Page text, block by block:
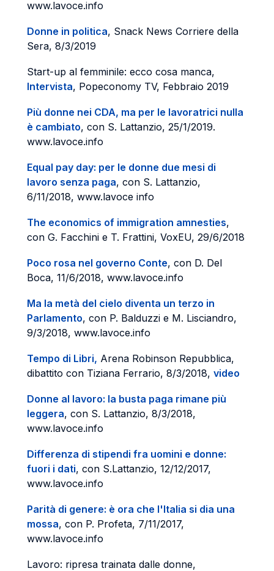
www.lavoce.info
Donne in politica, Snack News Corriere della
Sera, 8/3/2019
Start-up al femminile: ecco cosa manca,
Intervista, Popeconomy TV, Febbraio 2019
Più donne nei CDA, ma per le lavoratrici nulla
è cambiato, con S. Lattanzio, 25/1/2019.
www.lavoce.info
Equal pay day: per le donne due mesi di
lavoro senza paga, con S. Lattanzio,
6/11/2018, www.lavoce info
The economics of immigration amnesties,
con G. Facchini e T. Frattini, VoxEU, 29/6/2018
Poco rosa nel governo Conte, con D. Del
Boca, 11/6/2018, www.lavoce.info
Ma la metà del cielo diventa un terzo in
Parlamento, con P. Balduzzi e M. Lisciandro,
9/3/2018, www.lavoce.info
Tempo di Libri, Arena Robinson Repubblica,
dibattito con Tiziana Ferrario, 8/3/2018, video
Donne al lavoro: la busta paga rimane più
leggera, con S. Lattanzio, 8/3/2018,
www.lavoce.info
Differenza di stipendi fra uomini e donne:
fuori i dati, con S.Lattanzio, 12/12/2017,
www.lavoce.info
Parità di genere: è ora che l'Italia si dia una
mossa, con P. Profeta, 7/11/2017,
www.lavoce.info
Lavoro: ripresa trainata dalle donne,